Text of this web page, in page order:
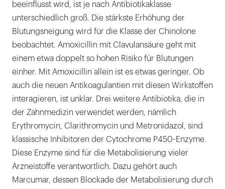
beeinflusst wird, ist je nach Antibiotikaklasse
unterschiedlich groß. Die stärkste Erhöhung der
Blutungsneigung wird für die Klasse der Chinolone
beobachtet. Amoxicillin mit Clavulansäure geht mit
einem etwa doppelt so hohen Risiko für Blutungen
einher. Mit Amoxicillin allein ist es etwas geringer. Ob
auch die neuen Antikoagulantien mit diesen Wirkstoffen
interagieren, ist unklar. Drei weitere Antibiotika, die in
der Zahnmedizin verwendet werden, nämlich
Erythromycin, Clarithromycin und Metronidazol, sind
klassische Inhibitoren der Cytochrome P450-Enzyme.
Diese Enzyme sind für die Metabolisierung vieler
Arzneistoffe verantwortlich. Dazu gehört auch
Marcumar, dessen Blockade der Metabolisierung durch